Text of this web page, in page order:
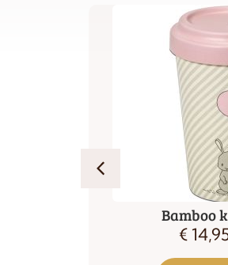
Cafetiere
€